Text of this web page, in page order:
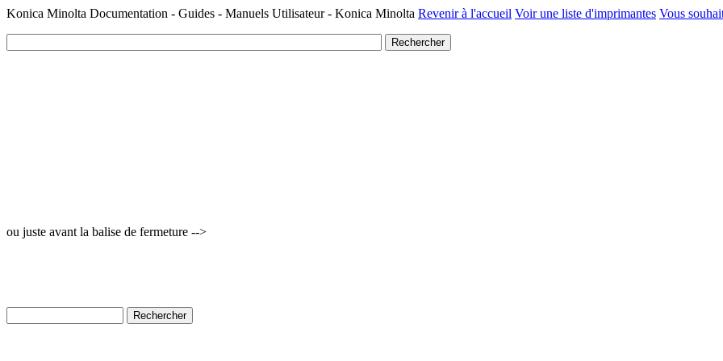
Konica Minolta Documentation - Guides - Manuels Utilisateur - Konica Minolta Revenir à l'accueil Voir une liste d'imprimantes Vous
ou juste avant la balise de fermeture -->